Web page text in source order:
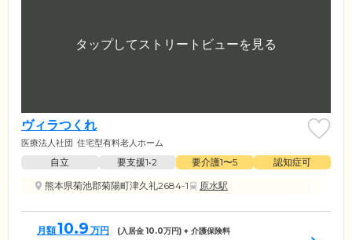
ヴィラつくれ
医療法人社団 住宅型有料老人ホーム
自立 要支援1•2 要介護1〜5
認知症可
熊本県菊池郡菊陽町津久礼2684-1
原水駅
月額10.9 万円 (入居金10.0万円) + 介護保険料